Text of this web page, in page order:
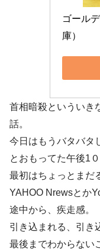
ゴール
庫）
首相暗殺といういき
話。
今日はもうバタバタ
とおもってた午後1０
最初はちょっとまだ
YAHOO Nrewsとか
途中から、疾走感。
引き込まれる、引き
最後までわからない